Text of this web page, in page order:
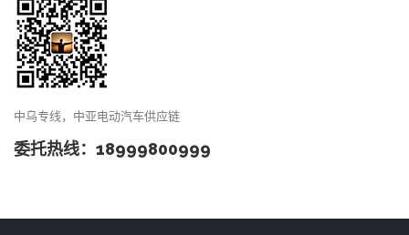
中乌专线，中亚电动汽车供应链
委托热线：18999800999